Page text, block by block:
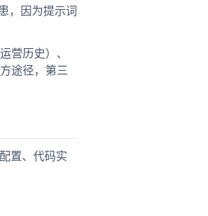
，因为提示词
营历史）、
途径，第三
置、代码实